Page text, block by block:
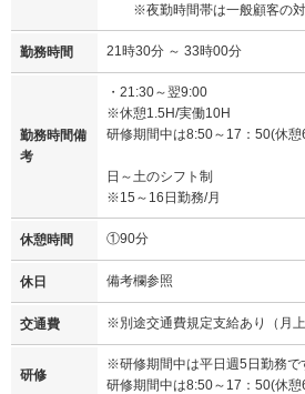
※夜勤時間帯は一般顧客の対
勤務時間 21時30分 ～ 33時00分
勤務時間備
考
・21:30～翌9:00
※休憩1.5H/実働10H
研修期間中は8:50～17：50(休憩
日～土のシフト制
※15～16日勤務/月
休憩時間 ①90分
休日 備考欄参照
交通費 ※別途交通費規定支給あり（月上
研修
※研修期間中は平日週5日勤務で
研修期間中は8:50～17：50(休憩